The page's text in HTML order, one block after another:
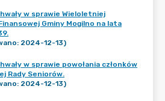
w sprawie Wieloletniej
Gminy Mogilno na lata
2024-12-13)
w sprawie powołania członków
Rady Seniorów.
2024-12-13)